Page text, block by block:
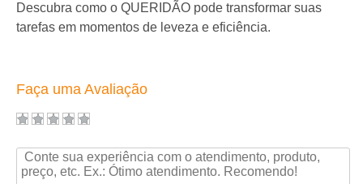
Descubra como o QUERIDÃO pode transformar suas
tarefas em momentos de leveza e eficiência.
Faça uma Avaliação